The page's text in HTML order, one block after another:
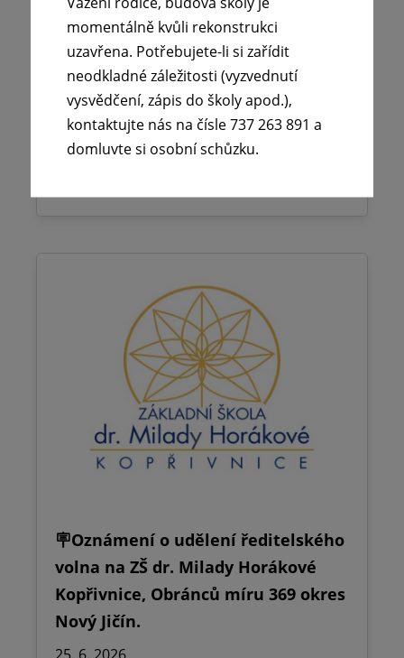
29. 6. 2026
Vážení rodiče, budova školy je momentálně
kvůli rekonstrukci uzavřena. Potřebujete-li
si zařídit neodkladné záležitosti
(vyzvednutí…
🪧Oznámení o udělení ředitelského
volna na ZŠ dr. Milady Horákové
Kopřivnice, Obránců míru 369 okres
Nový Jičín.
momentálně kvůli rekonstrukci
uzavřena. Potřebujete-li si zařídit
neodkladné záležitosti (vyzvednutí
vysvědčení, zápis do školy apod.),
kontaktujte nás na čísle 737 263 891 a
domluvte si osobní schůzku.